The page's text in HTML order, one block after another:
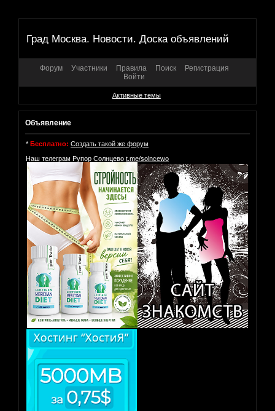
Град Москва. Новости. Доска объявлений
Форум Участники Правила Поиск
Регистрация
Войти
Активные темы
Объявление
* Бесплатно: Создать такой же форум
Наш телеграм Рупор Солнцево t.me/solncewo